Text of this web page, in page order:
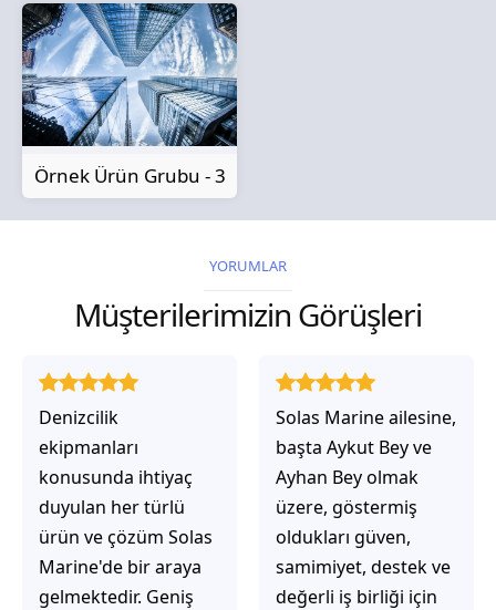
Örnek Ürün Grubu - 3
YORUMLAR
Müşterilerimizin Görüşleri
Solas Marine ailesine,
başta Aykut Bey ve
Ayhan Bey olmak
üzere, göstermiş
oldukları güven,
samimiyet, destek ve
değerli iş birliği için
Solas Marine ile
çalıştığınızda,
işlerinin gerçekten
çözüm üretmeye
odaklı olduğunu
hemen fark
ediyorsunuz.